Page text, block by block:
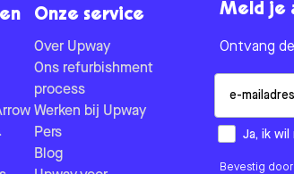
Onze service
Over Upway
Ons refurbishment
process
Werken bij Upway
Pers
Blog
Meld je
Ontvang
How would
Ja, ik wil
Bevestig